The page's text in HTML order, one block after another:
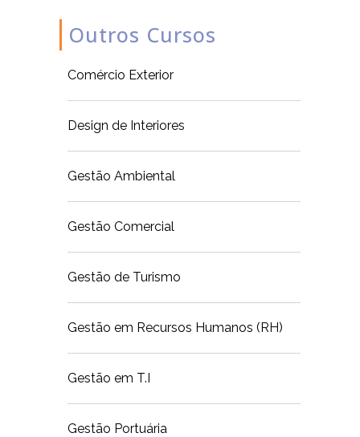
Outros Cursos
Comércio Exterior
Design de Interiores
Gestão Ambiental
Gestão Comercial
Gestão de Turismo
Gestão em Recursos Humanos (RH)
Gestão em T.I
Gestão Portuária